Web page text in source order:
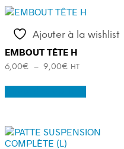
variations.
Les
options
peuvent
la
page
Ajouter à la wishlist
EMBOUT TÊTE H
6,00€ – 9,00€ Plage
prix :
6,00€
HT
variations.
Les